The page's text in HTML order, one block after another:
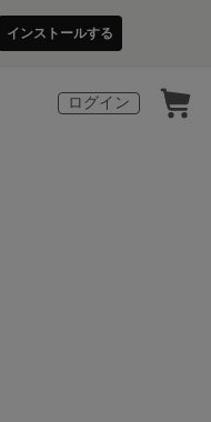
インストールする
ログイン